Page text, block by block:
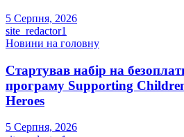
5 Серпня, 2026
site_redactor1
Новини на головну
Стартував набір на
програму Supporting
Heroes
5 Серпня, 2026